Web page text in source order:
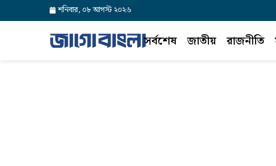
শনিবার, ০৮ আগস্ট ২০২৬
সর্বশেষ জাতীয় রাজনীতি